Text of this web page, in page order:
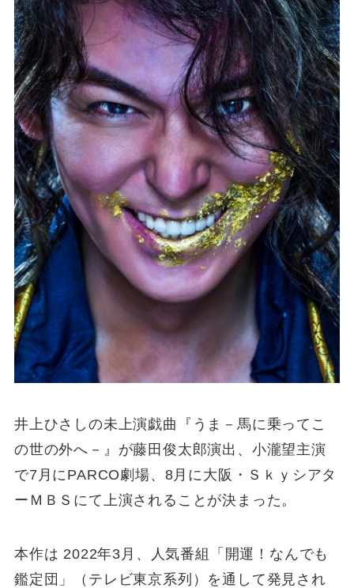
井上ひさしの未上演戯曲『うま－馬に乗ってこ
の世の外へ－』が藤田俊太郎演出、小瀧望主演
で7月にPARCO劇場、8月に大阪・Ｓｋｙシアタ
ーＭＢＳにて上演されることが決まった。
本作は 2022年3月、人気番組「開運！なんでも
鑑定団」（テレビ東京系列）を通して発見され